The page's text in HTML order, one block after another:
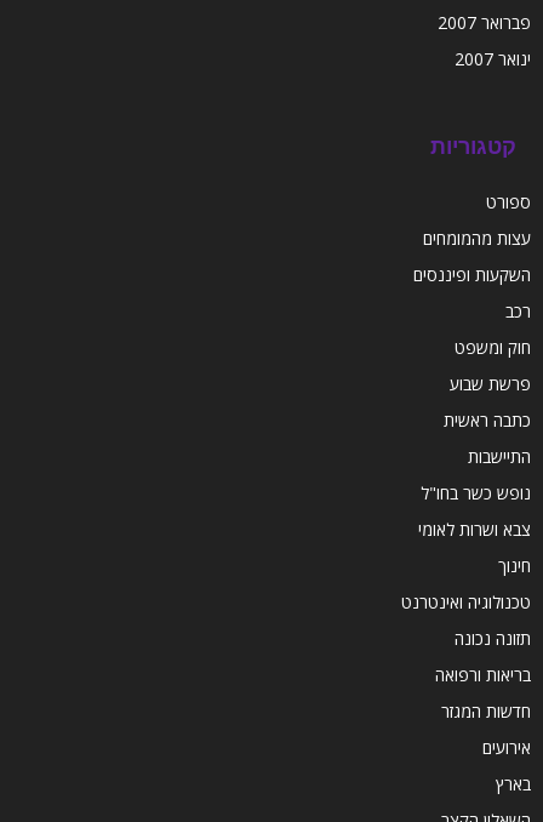
פברואר 2007
ינואר 2007
קטגוריות
ספורט
עצות מהמומחים
השקעות ופיננסים
רכב
חוק ומשפט
פרשת שבוע
כתבה ראשית
התיישבות
נופש כשר בחו"ל
צבא ושרות לאומי
חינוך
טכנולוגיה ואינטרנט
תזונה נכונה
בריאות ורפואה
חדשות המגזר
אירועים
בארץ